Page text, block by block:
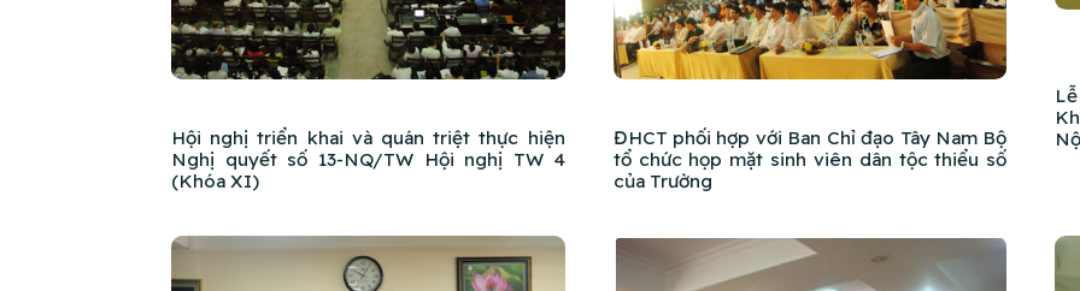
Hội nghị triển khai và quán triệt thực hiện
Nghị quyết số 13-NQ/TW Hội nghị TW 4
(Khóa XI)
ĐHCT phối hợp với Ban Chỉ đạo Tây Nam Bộ
tổ chức họp mặt sinh viên dân tộc thiểu số
của Trường